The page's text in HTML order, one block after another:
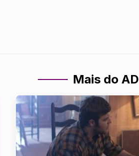
Mais do AD